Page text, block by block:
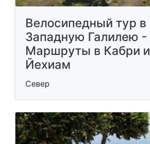
Велосипедный тур в
Западную Галилею -
Маршруты в Кабри и
Йехиам
Север